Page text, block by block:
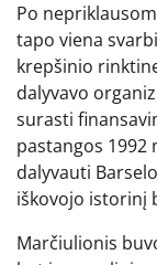
Po
tapo viena
krepšinio
dalyvavo
surasti
pastangos 1992
dalyvauti
iškovojo istorinį
Marčiulionis